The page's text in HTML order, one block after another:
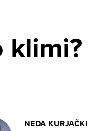
klimi?
NEDA KURJAČKI